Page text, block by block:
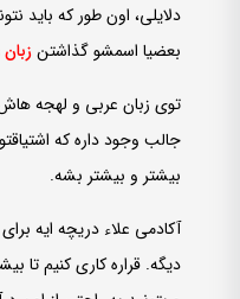
دلایلی، اون طور که باید
بعضیا اسمشو گذاشتن
توی زبان عربی و لهجه­
جالب وجود داره که
بیشتر و بیشتر بشه.
آکادمی علاء دریچه­ ایه
دیگه. قراره کاری کنیم تا